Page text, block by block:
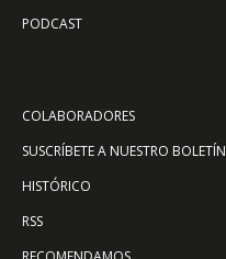
PODCAST
COLABORADORES
SUSCRÍBETE A NUESTRO BOLETÍN
HISTÓRICO
RSS